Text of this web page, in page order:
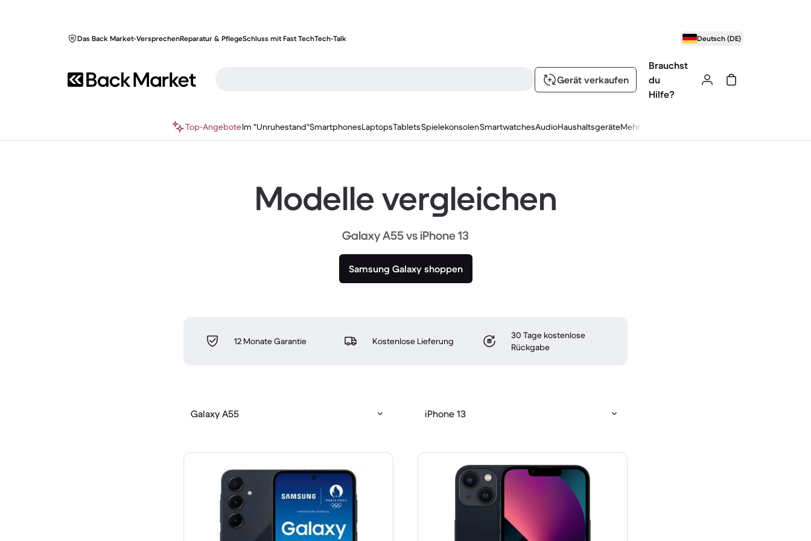
Das Back Market-VersprechenReparatur & PflegeSchluss mit Fast TechTech-Talk Deutsch (DE)
Gerät verkaufen
Brauchst
du
Hilfe?
Top-AngeboteIm "Unruhestand"SmartphonesLaptopsTabletsSpielekonsolenSmartwatchesAudioHaushaltsgeräteMehr
Modelle vergleichen
Galaxy A55 vs iPhone 13
Samsung Galaxy shoppen
12 Monate Garantie Kostenlose Lieferung
30 Tage kostenlose
Rückgabe
Galaxy A55 iPhone 13